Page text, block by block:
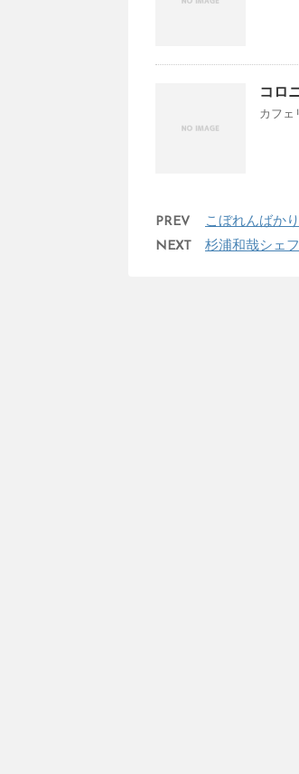
コロ
カフェ
PREV
こぼれんばか
NEXT
杉浦和哉シェ